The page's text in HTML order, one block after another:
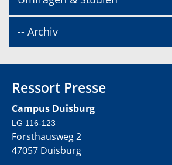
-- Archiv
Ressort Presse
Campus Duisburg
LG 116-123
Forsthausweg 2
47057 Duisburg